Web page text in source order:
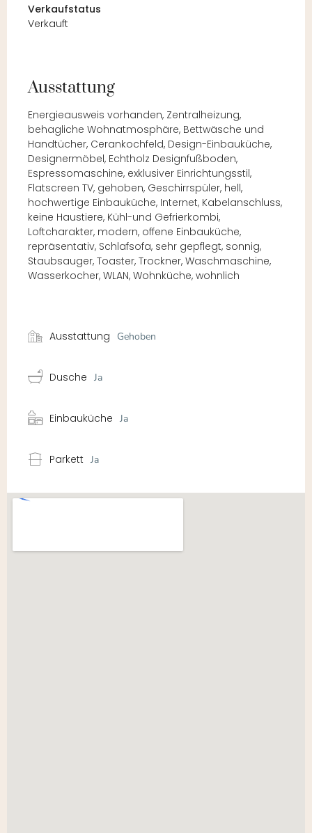
Verkaufstatus
Verkauft
Ausstattung
Energieausweis vorhanden, Zentralheizung,
behagliche Wohnatmosphäre, Bettwäsche und
Handtücher, Cerankochfeld, Design-Einbauküche,
Designermöbel, Echtholz Designfußboden,
Espressomaschine, exklusiver Einrichtungsstil,
Flatscreen TV, gehoben, Geschirrspüler, hell,
hochwertige Einbauküche, Internet, Kabelanschluss,
keine Haustiere, Kühl-und Gefrierkombi,
Loftcharakter, modern, offene Einbauküche,
repräsentativ, Schlafsofa, sehr gepflegt, sonnig,
Staubsauger, Toaster, Trockner, Waschmaschine,
Wasserkocher, WLAN, Wohnküche, wohnlich
Ausstattung Gehoben
Dusche Ja
Einbauküche Ja
Parkett Ja